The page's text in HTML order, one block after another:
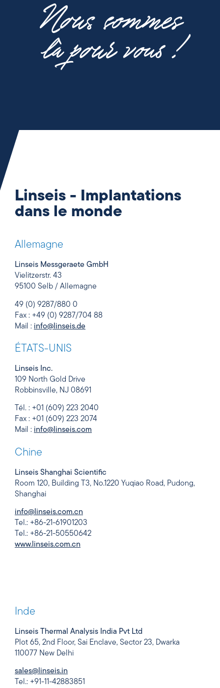
Nous sommes
là pour vous !
Linseis - Implantations
dans le monde
Allemagne
Linseis Messgeraete GmbH
Vielitzerstr. 43
95100 Selb / Allemagne
49 (0) 9287/880 0
Fax : +49 (0) 9287/704 88
Mail : info@linseis.de
ÉTATS-UNIS
Linseis Inc.
109 North Gold Drive
Robbinsville, NJ 08691
Tél. : +01 (609) 223 2040
Fax : +01 (609) 223 2074
Mail : info@linseis.com
Chine
Linseis Shanghai Scientific
Room 120, Building T3, No.1220 Yuqiao Road, Pudong,
Shanghai
info@linseis.com.cn
Tel.: +86-21-61901203
Tel.: +86-21-50550642
www.linseis.com.cn
Inde
Linseis Thermal Analysis India Pvt Ltd
Plot 65, 2nd Floor, Sai Enclave, Sector 23, Dwarka
110077 New Delhi
sales@linseis.in
Tel.: +91-11-42883851